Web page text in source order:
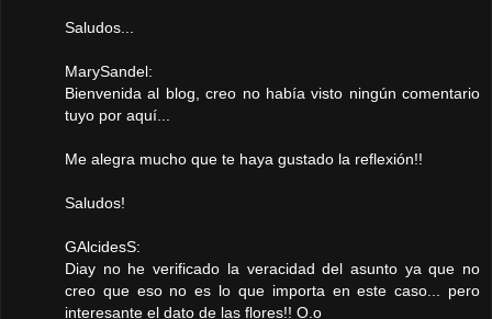
Saludos...
MarySandel:
Bienvenida al blog, creo no había visto ningún comentario
tuyo por aquí...
Me alegra mucho que te haya gustado la reflexión!!
Saludos!
GAlcidesS:
Diay no he verificado la veracidad del asunto ya que no
creo que eso no es lo que importa en este caso... pero
interesante el dato de las flores!! O.o